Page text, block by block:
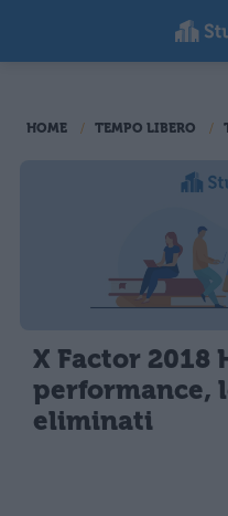
HOME TEMPO LIBERO
X Factor 2018
performance,
eliminati